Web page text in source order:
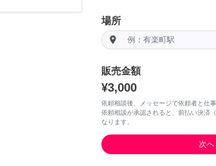
場所
room
販売金額
¥3,000
依頼相談後、メッセージで依頼者と仕
依頼相談が承認されると、前払い決済
なります。